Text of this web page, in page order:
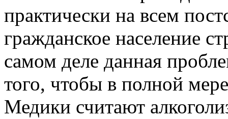
практически на всем
гражданское население
самом деле данная
того, чтобы в полной
Медики считают